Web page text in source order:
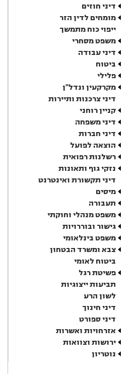
דיני חוזים
מומחים לדין הזר
ייפוי כוח מתמשך
משפט מסחרי
דיני עבודה
ביטוח
פלילי
מקרקעין ונדל"ן
דיני צרכנות ותיירות
קניין רוחני
דיני משפחה
דיני חברות
הוצאה לפועל
רשלנות רפואית
נזקי גוף ותאונות
דיני תקשורת ואינטרנט
מיסים
תעבורה
משפט מנהלי וחוקתי
גישור ובוררויות
משפט בינלאומי
צבא ומשרד הבטחון
ביטוח לאומי
פשיטת רגל
תביעות ייצוגיות
לשון הרע
דיני חינוך
דיני ספורט
אזרחויות ואשרות
ירושות וצוואות
נוטריון